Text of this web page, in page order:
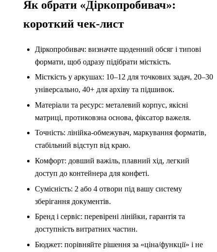
Як обрати «Діркопробивач»:
короткий чек-лист
Діркопробивач: визначте щоденний обсяг і типові
формати, щоб одразу підібрати місткість.
Місткість у аркушах: 10–12 для точкових задач, 20–30
універсально, 40+ для архіву та підшивок.
Матеріали та ресурс: металевий корпус, якісні
матриці, протиковзна основа, фіксатор важеля.
Точність: лінійка-обмежувач, маркування форматів,
стабільний відступ від краю.
Комфорт: довший важіль, плавний хід, легкий
доступ до контейнера для конфеті.
Сумісність: 2 або 4 отвори під вашу систему
зберігання документів.
Бренд і сервіс: перевірені лінійки, гарантія та
доступність витратних частин.
Бюджет: порівняйте рішення за «ціна/функції» і не